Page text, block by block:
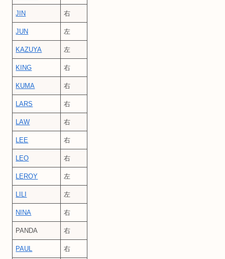
JIN 右
JUN 左
KAZUYA 左
KING 右
KUMA 右
LARS 右
LAW 右
LEE 右
LEO 右
LEROY 左
LILI 左
NINA 右
PANDA 右
PAUL 右